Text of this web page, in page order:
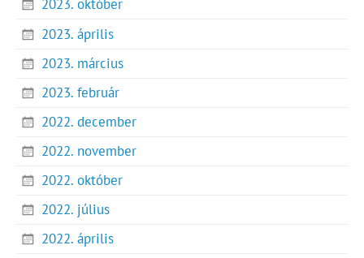
2023. október
2023. április
2023. március
2023. február
2022. december
2022. november
2022. október
2022. július
2022. április